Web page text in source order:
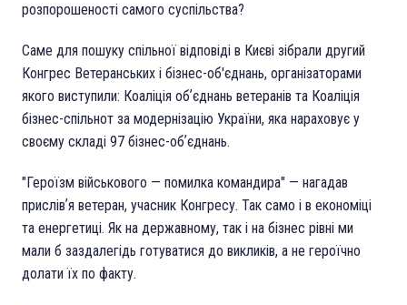
розпорошеності самого суспільства?
Саме для пошуку спільної відповіді в Києві зібрали другий
Конгрес Ветеранських і бізнес-об'єднань, організаторами
якого виступили: Коаліція обʼєднань ветеранів та Коаліція
бізнес-спільнот за модернізацію України, яка нараховує у
своєму складі 97 бізнес-обʼєднань.
"Героїзм військового — помилка командира" — нагадав
прислівʼя ветеран, учасник Конгресу. Так само і в економіці
та енергетиці. Як на державному, так і на бізнес рівні ми
мали б заздалегідь готуватися до викликів, а не героїчно
долати їх по факту.